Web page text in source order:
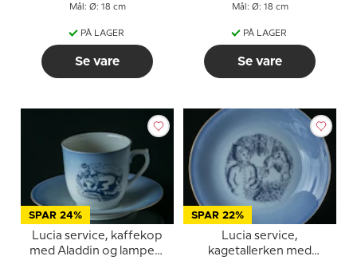
Mål: Ø: 18 cm
PÅ LAGER
Se vare
Mål: Ø: 18 cm
PÅ LAGER
Se vare
SPAR 24%
Lucia service, kaffekop
med Aladdin og lampen,
SPAR 22%
Lucia service,
kagetallerken med